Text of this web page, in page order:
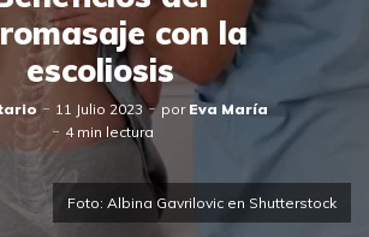
Foto: Albina Gavrilovic en Shutterstock
con la
escoliosis
11 Julio 2023 por Eva María
4 min lectura